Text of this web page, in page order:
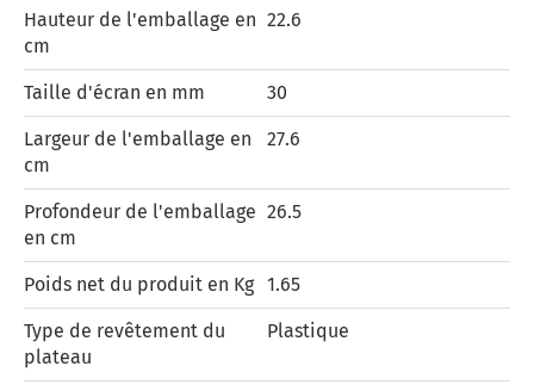
Hauteur de l'emballage en
cm
22.6
Taille d'écran en mm 30
Largeur de l'emballage en
cm
27.6
Profondeur de l'emballage
en cm
26.5
Poids net du produit en Kg 1.65
Type de revêtement du
plateau
Plastique